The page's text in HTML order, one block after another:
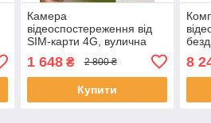
Камера
відеоспостереження від
SIM-карти 4G, вулична
звуком, зовнішня
бездротова камера, C15X-
1 648₴ 2 800 ₴
Купити
8